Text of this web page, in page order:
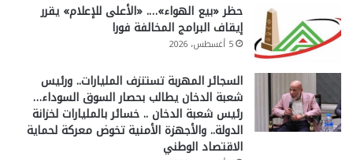
حظر «بيع الهواء»…. «الأعلى للإعلام» يقرر
إيقاف البرامج المخالفة فورا
5 أغسطس، 2026
السجائر المهربة تستنزف المليارات.. ورئيس
شعبة الدخان يطالب بحصار السوق السوداء…
رئيس شعبة الدخان .. خسائر بالمليارات لخزانة
الدولة.. والأجهزة الأمنية تخوض معركة لحماية
الاقتصاد الوطني